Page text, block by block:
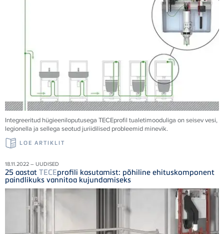
Integreeritud hügieeniloputusega TECEprofil tualetimooduliga on seisev vesi,
legionella ja sellega seotud juriidilised probleemid minevik.
LOE ARTIKLIT
18.11.2022 – UUDISED
25 aastat TECEprofili kasutamist: põhiline ehituskomponent
paindlikuks vannitoa kujundamiseks